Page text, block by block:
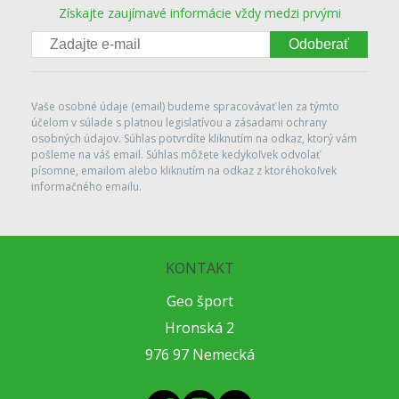
Získajte zaujímavé informácie vždy medzi prvými
Odoberať
Vaše osobné údaje (email) budeme spracovávať len za týmto
účelom v súlade s platnou legislatívou a zásadami ochrany
osobných údajov. Súhlas potvrdíte kliknutím na odkaz, ktorý vám
pošleme na váš email. Súhlas môžete kedykoľvek odvolať
písomne, emailom alebo kliknutím na odkaz z ktoréhokoľvek
informačného emailu.
KONTAKT
Geo šport
Hronská 2
976 97 Nemecká